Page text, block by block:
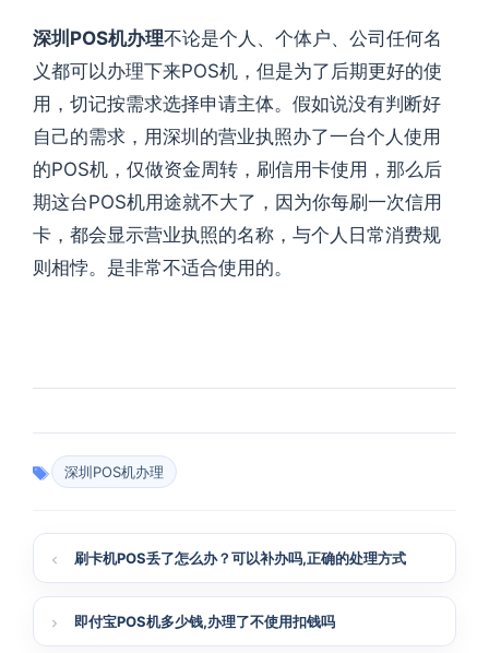
深圳POS机办理不论是个人、个体户、公司任何名
义都可以办理下来POS机，但是为了后期更好的使
用，切记按需求选择申请主体。假如说没有判断好
自己的需求，用深圳的营业执照办了一台个人使用
的POS机，仅做资金周转，刷信用卡使用，那么后
期这台POS机用途就不大了，因为你每刷一次信用
卡，都会显示营业执照的名称，与个人日常消费规
则相悖。是非常不适合使用的。
深圳POS机办理
刷卡机POS丢了怎么办？可以补办吗,正确的处理方式
即付宝POS机多少钱,办理了不使用扣钱吗